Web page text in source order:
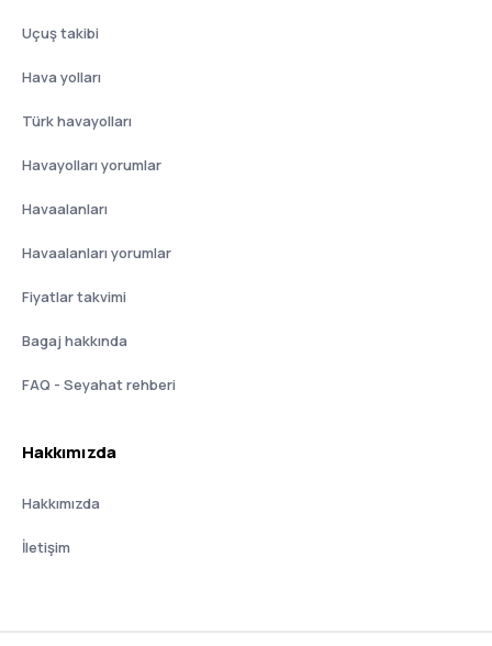
Uçuş takibi
Hava yolları
Türk havayolları
Havayolları yorumlar
Havaalanları
Havaalanları yorumlar
Fiyatlar takvimi
Bagaj hakkında
FAQ - Seyahat rehberi
Hakkımızda
Hakkımızda
İletişim